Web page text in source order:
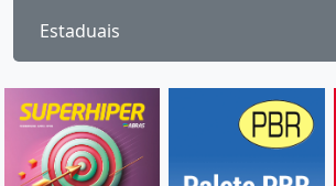
Estaduais